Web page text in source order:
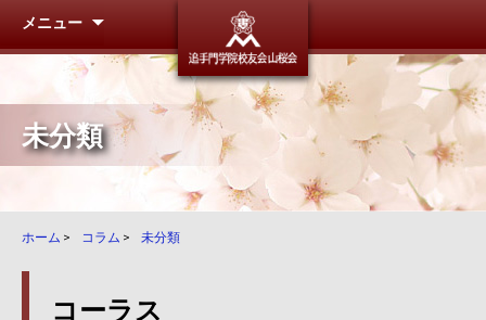
追手門学
メニュー
未分類
ホーム > コラム > 未分類
コーラス